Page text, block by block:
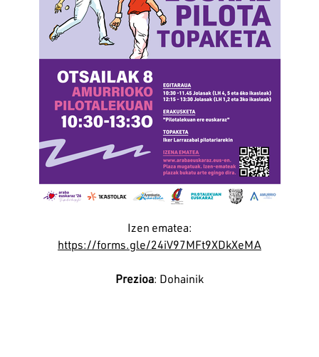
Izen ematea:
https://forms.gle/24iV97MFt9XDkXeMA
Prezioa: Dohainik